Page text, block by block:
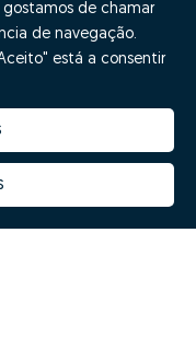
Zome
Zome
gostamos de chamar
de navegação.
está a consentir